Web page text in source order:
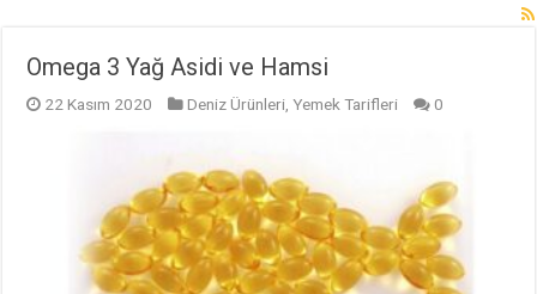
Omega 3 Yağ Asidi ve Hamsi
22 Kasım 2020 Deniz Ürünleri,Yemek Tarifleri 0